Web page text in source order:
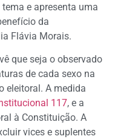
e apresenta uma
da
Flávia Morais.
que seja o observado
de cada sexo na
eleitoral. A medida
117, e a
à Constituição. A
vices e suplentes